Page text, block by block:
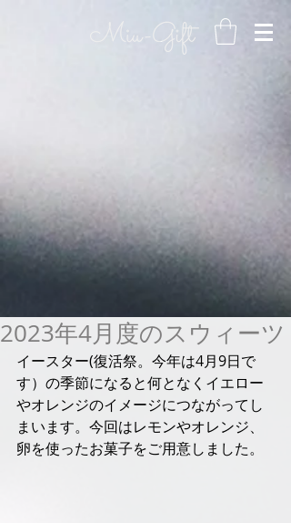
2023年4月度のスウィーツ
イースター(復活祭。今年は4月9日で
す）の季節になると何となくイエロー
やオレンジのイメージにつながってし
まいます。今回はレモンやオレンジ、
卵を使ったお菓子をご用意しました。